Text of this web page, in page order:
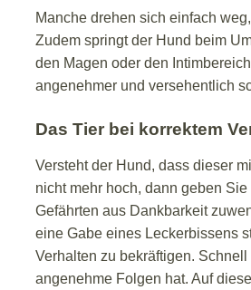
Manche drehen sich einfach
Zudem springt der Hund beim
den Magen oder den
angenehmer und versehentlich
Das Tier bei korrektem
Versteht der Hund, dass dieser
nicht mehr hoch, dann geben
Gefährten aus Dankbarkeit
eine Gabe eines Leckerbissens
Verhalten zu bekräftigen.
angenehme Folgen hat. Auf